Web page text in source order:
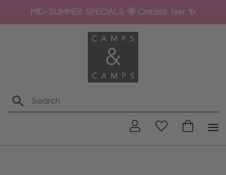
MID-SUMMER SPECIALS 🌞 Ontdek hier ✨